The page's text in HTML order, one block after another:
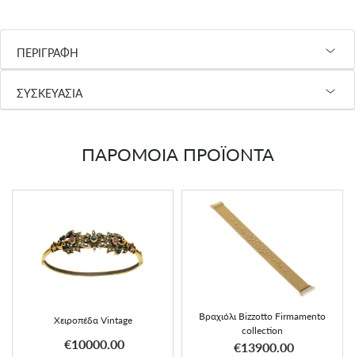
ΠΕΡΙΓΡΑΦΗ
ΣΥΣΚΕΥΑΣΙΑ
ΠΑΡΟΜΟΙΑ ΠΡΟΪΟΝΤΑ
Χειροπέδα Vintage
€10000.00
Βραχιόλι Bizzotto Firmamento
collection
€13900.00